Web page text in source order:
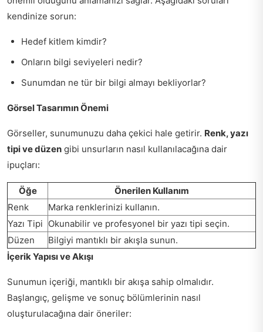
kendinize sorun:
Hedef kitlem kimdir?
Onların bilgi seviyeleri nedir?
Sunumdan ne tür bir bilgi almayı bekliyorlar?
Görsel Tasarımın Önemi
Görseller, sunumunuzu daha çekici hale getirir. Renk, yazı
tipi ve düzen gibi unsurların nasıl kullanılacağına dair
ipuçları:
Öğe
Önerilen Kullanım
Renk
Marka renklerinizi kullanın.
Yazı Tipi Okunabilir ve profesyonel bir yazı tipi seçin.
Düzen
Bilgiyi mantıklı bir akışla sunun.
İçerik Yapısı ve Akışı
Sunumun içeriği, mantıklı bir akışa sahip olmalıdır.
Başlangıç, gelişme ve sonuç bölümlerinin nasıl
oluşturulacağına dair öneriler: